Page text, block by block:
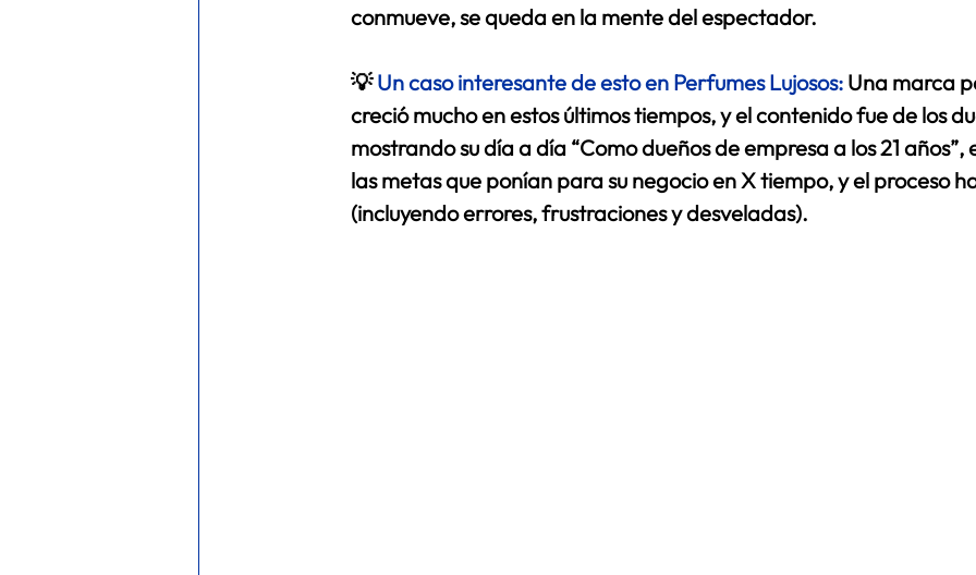
conmueve, se queda en la mente del espectador.
💡 Un caso interesante de esto en Perfumes Lujosos: Una marca
creció mucho en estos últimos tiempos, y el contenido fue de los
mostrando su día a día “Como dueños de empresa a los 21
las metas que ponían para su negocio en X tiempo, y el proceso
(incluyendo errores, frustraciones y desveladas).